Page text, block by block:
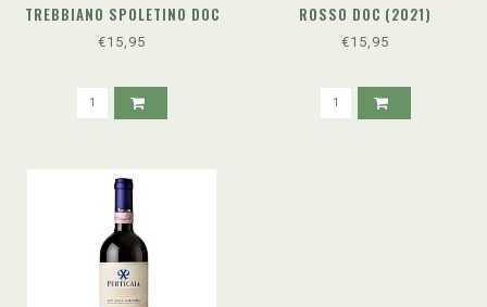
TREBBIANO SPOLETINO DOC
(2024)
€15,95
ROSSO DOC (2021)
€15,95